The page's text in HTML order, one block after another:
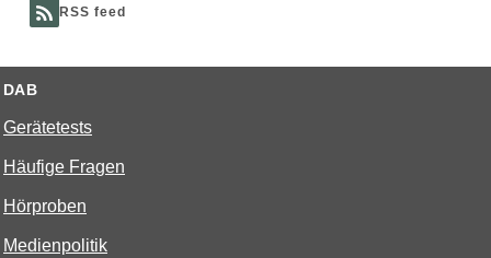
RSS feed
DAB
Gerätetests
Häufige Fragen
Hörproben
Medienpolitik